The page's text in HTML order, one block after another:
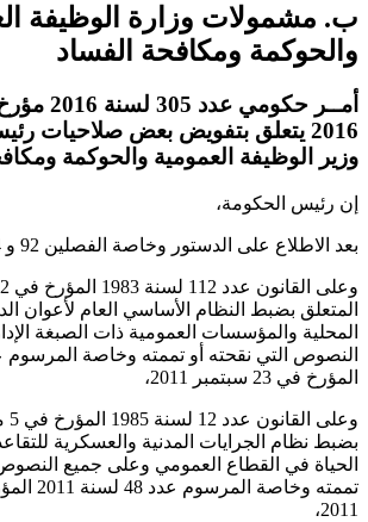
ب. مشمولات وزارة الوظيفة
والحوكمة ومكافحة الفساد
2016 يتعلق بتفويض بعض صلاحيات
وزير الوظيفة العمومية والحوكمة
إن رئيس الحكومة،
بعد الاطلاع على الدستور وخاصة الفصلين 92 و 94 منه،
المتعلق بضبط النظام الأساسي العام لأعوان
المحلية والمؤسسات العمومية ذات الصبغة
المؤرخ في 23 سبتمبر 2011،
بضبط نظام الجرايات المدنية والعسكرية
الحياة في القطاع العمومي وعلى جميع
2011،